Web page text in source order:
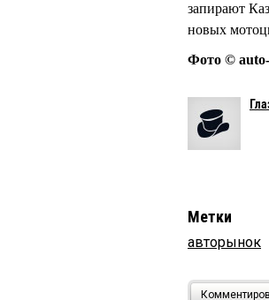
запирают
новых
Фото ©
Метки
авторынок